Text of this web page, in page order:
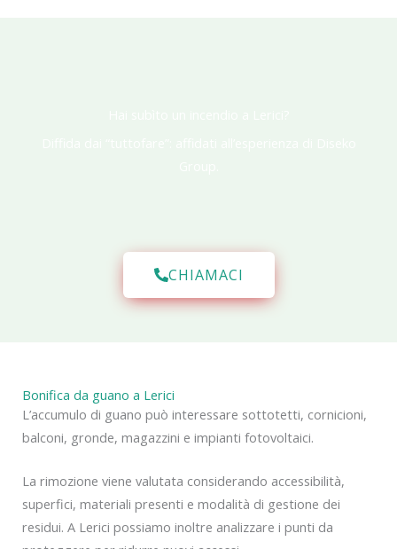
CHIAMACI
Bonifica da guano a Lerici
L’accumulo di guano può interessare sottotetti, cornicioni,
balconi, gronde, magazzini e impianti fotovoltaici.
La rimozione viene valutata considerando accessibilità,
superfici, materiali presenti e modalità di gestione dei
residui. A Lerici possiamo inoltre analizzare i punti da